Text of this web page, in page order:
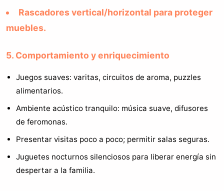
Rascadores vertical/horizontal para proteger
muebles.
5. Comportamiento y enriquecimiento
Juegos suaves: varitas, circuitos de aroma, puzzles
alimentarios.
Ambiente acústico tranquilo: música suave, difusores
de feromonas.
Presentar visitas poco a poco; permitir salas seguras.
Juguetes nocturnos silenciosos para liberar energía sin
despertar a la familia.